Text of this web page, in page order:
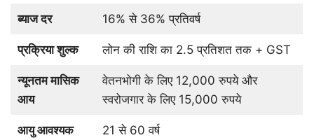
ब्याज दर 16% से 36% प्रतिवर्ष
प्रक्रिया शुल्क लोन की राशि का 2.5 प्रतिशत तक + GST
न्यूनतम मासिक
आय
वेतनभोगी के लिए 12,000 रुपये और
स्वरोजगार के लिए 15,000 रुपये
आयु आवश्यक 21 से 60 वर्ष